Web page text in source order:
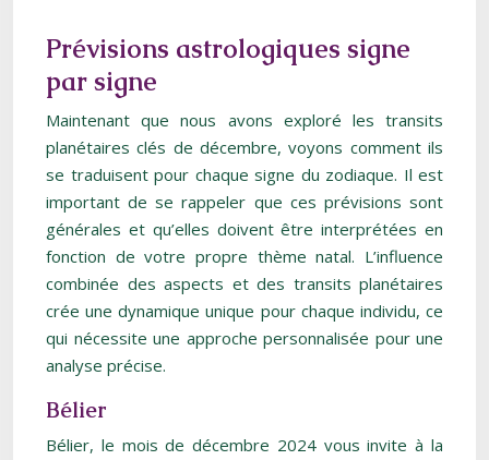
Prévisions astrologiques signe
par signe
Maintenant que nous avons exploré les transits
planétaires clés de décembre, voyons comment ils
se traduisent pour chaque signe du zodiaque. Il est
important de se rappeler que ces prévisions sont
générales et qu’elles doivent être interprétées en
fonction de votre propre thème natal. L’influence
combinée des aspects et des transits planétaires
crée une dynamique unique pour chaque individu, ce
qui nécessite une approche personnalisée pour une
analyse précise.
Bélier
Bélier, le mois de décembre 2024 vous invite à la